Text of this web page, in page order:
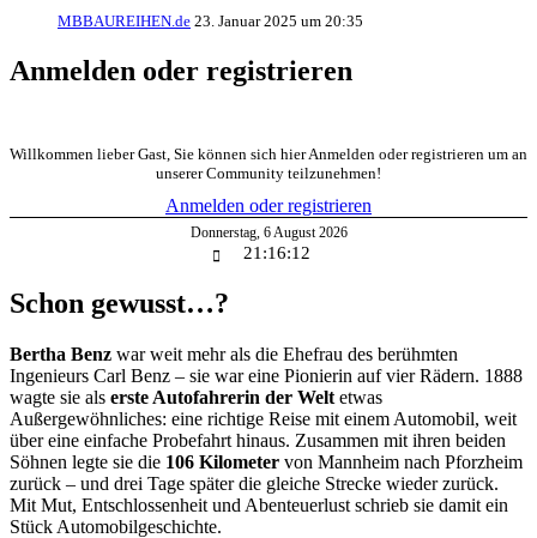
MBBAUREIHEN.de 23. Januar 2025 um 20:35
Anmelden oder registrieren
Willkommen lieber Gast, Sie können sich hier Anmelden oder registrieren um an
unserer Community teilzunehmen!
Anmelden oder registrieren
Donnerstag, 6August 2026
21:16:12
Schon gewusst…?
Bertha Benz war weit mehr als die Ehefrau des berühmten
Ingenieurs Carl Benz – sie war eine Pionierin auf vier Rädern. 1888
wagte sie als erste Autofahrerin der Welt etwas
Außergewöhnliches: eine richtige Reise mit einem Automobil, weit
über eine einfache Probefahrt hinaus. Zusammen mit ihren beiden
Söhnen legte sie die 106 Kilometer von Mannheim nach Pforzheim
zurück – und drei Tage später die gleiche Strecke wieder zurück.
Mit Mut, Entschlossenheit und Abenteuerlust schrieb sie damit ein
Stück Automobilgeschichte.